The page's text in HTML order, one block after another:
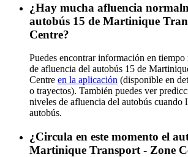
¿Hay mucha afluencia
autobús 15 de Martinique
Centre?
Puedes encontrar información en tiempo
de afluencia del autobús 15 de
Centre en la aplicación (disponible en
o trayectos). También puedes ver
niveles de afluencia del autobús cuando
autobús.
¿Circula en este momento el
Martinique Transport - Zone